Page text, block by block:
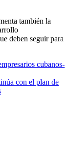
también la
deben seguir para
cubanos-
con el plan de